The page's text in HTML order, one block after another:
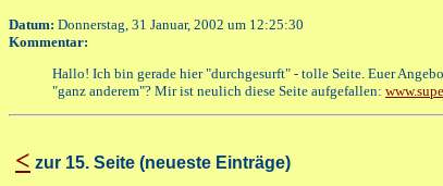
Datum: Donnerstag, 31 Januar, 2002 um 12:25:30
Kommentar:
Hallo! Ich bin gerade hier "durchgesurft" - tolle Seite. Euer
"ganz anderem"? Mir ist neulich diese Seite aufgefallen:
< zur 15. Seite (neueste Einträge)